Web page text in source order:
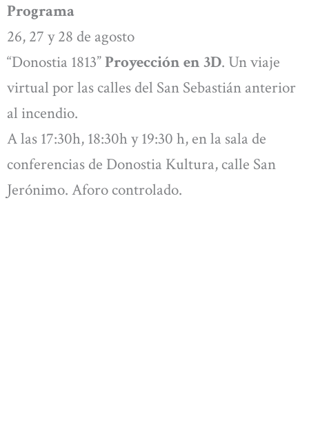
Programa
26, 27 y 28 de agosto
“Donostia 1813”Proyección en 3D. Un viaje
virtual por las calles del San Sebastián anterior
al incendio.
A las 17:30h, 18:30h y 19:30 h, en la sala de
conferencias de Donostia Kultura, calle San
Jerónimo. Aforo controlado.